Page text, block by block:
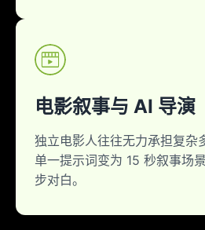
电影叙事与 AI 导演
独立电影人往往无力承担复
单一提示词变为 15 秒叙事场
步对白。